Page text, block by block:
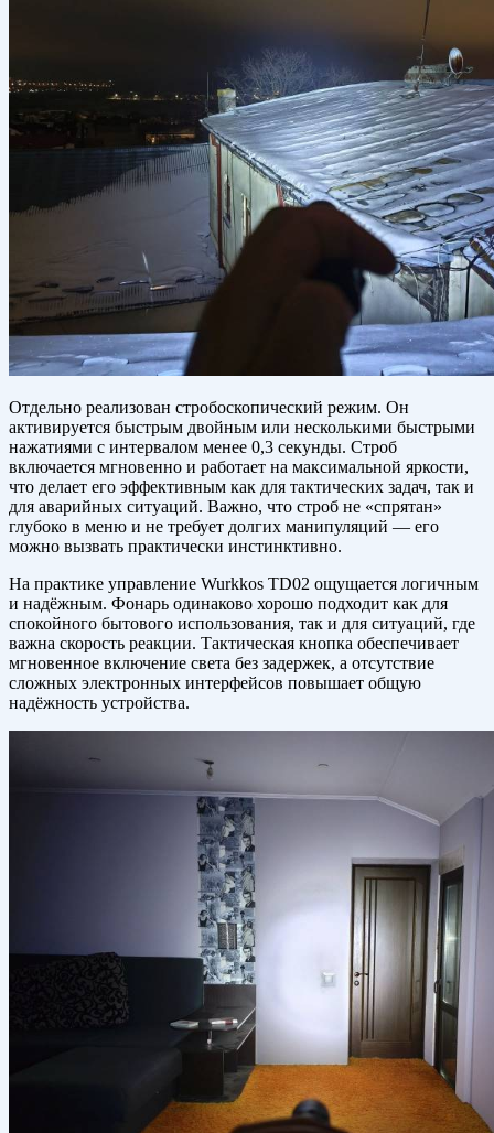
Отдельно реализован стробоскопический режим. Он
активируется быстрым двойным или несколькими быстрыми
нажатиями с интервалом менее 0,3 секунды. Строб
включается мгновенно и работает на максимальной яркости,
что делает его эффективным как для тактических задач, так и
для аварийных ситуаций. Важно, что строб не «спрятан»
глубоко в меню и не требует долгих манипуляций — его
можно вызвать практически инстинктивно.
На практике управление Wurkkos TD02 ощущается логичным
и надёжным. Фонарь одинаково хорошо подходит как для
спокойного бытового использования, так и для ситуаций, где
важна скорость реакции. Тактическая кнопка обеспечивает
мгновенное включение света без задержек, а отсутствие
сложных электронных интерфейсов повышает общую
надёжность устройства.